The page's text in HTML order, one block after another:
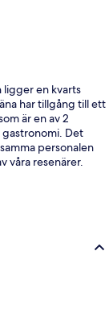
ligger en kvarts
har tillgång till ett
är en av 2
gastronomi. Det
personalen
våra resenärer.